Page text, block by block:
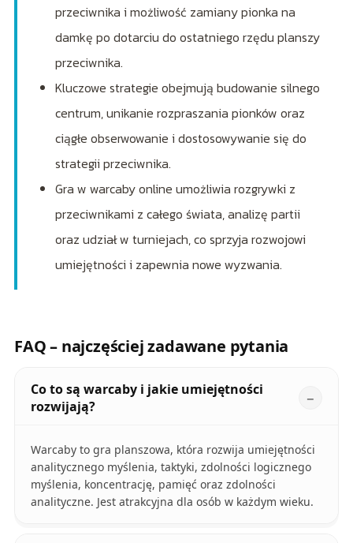
przeciwnika i możliwość zamiany pionka na
damkę po dotarciu do ostatniego rzędu planszy
przeciwnika.
Kluczowe strategie obejmują budowanie silnego
centrum, unikanie rozpraszania pionków oraz
ciągłe obserwowanie i dostosowywanie się do
strategii przeciwnika.
Gra w warcaby online umożliwia rozgrywki z
przeciwnikami z całego świata, analizę partii
oraz udział w turniejach, co sprzyja rozwojowi
umiejętności i zapewnia nowe wyzwania.
FAQ – najczęściej zadawane pytania
Co to są warcaby i jakie umiejętności
rozwijają?
Warcaby to gra planszowa, która rozwija umiejętności
analitycznego myślenia, taktyki, zdolności logicznego
myślenia, koncentrację, pamięć oraz zdolności
analityczne. Jest atrakcyjna dla osób w każdym wieku.